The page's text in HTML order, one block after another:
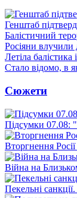
Генштаб
Балістичний
Росіяни
Летіла
Стало відомо, в
Сюжети
Підсумки 07.08:
Вторгнення
Війна на
Пекельні